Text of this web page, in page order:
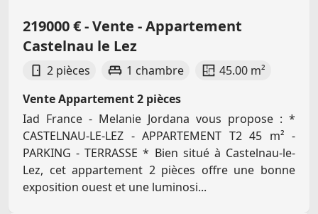
219000 € - Vente - Appartement
Castelnau le Lez
2 pièces 1 chambre
45.00 m²
Vente Appartement 2 pièces
Iad France - Melanie Jordana vous propose : *
CASTELNAU-LE-LEZ - APPARTEMENT T2 45 m² -
PARKING - TERRASSE * Bien situé à Castelnau-le-
Lez, cet appartement 2 pièces offre une bonne
exposition ouest et une luminosi...